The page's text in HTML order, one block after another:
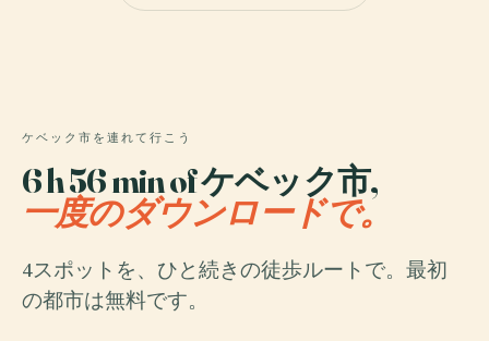
ケベック市を連れて行こう
6 h 56 min of ケベック市,
一度のダウンロードで。
4スポットを、ひと続きの徒歩ルートで。最初
の都市は無料です。